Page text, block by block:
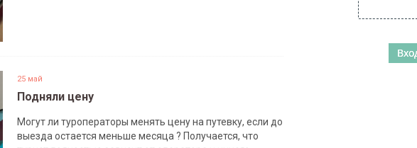
25 май
Подняли цену
Могут ли туроператоры менять цену на путевку, если до
выезда остается меньше месяца ? Получается, что